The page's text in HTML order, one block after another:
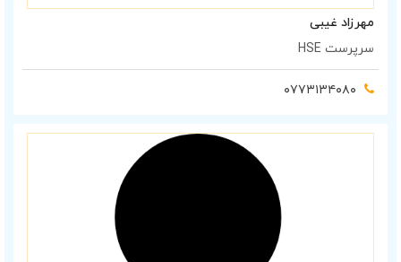
مهرزاد غیبی
سرپرست HSE
۰۷۷۳۱۳۴۰۸۰